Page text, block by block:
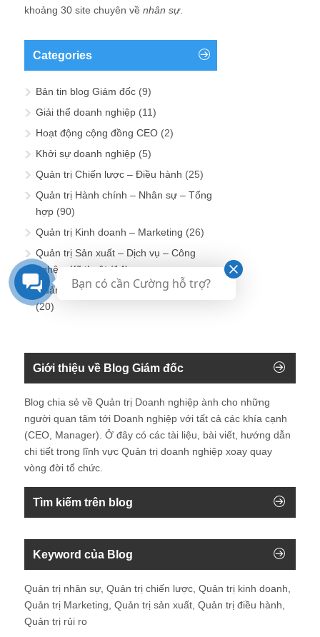
khoảng 30 site chuyên về nhân sự.
Categories
Bản tin blog Giám đốc (9)
Giải thể doanh nghiệp (11)
Hoạt động cộng đồng CEO (2)
Khởi sự doanh nghiệp (5)
Quản trị Chiến lược – Điều hành (25)
Quản trị Hành chính – Nhân sự – Tổng
hợp (90)
Quản trị Kinh doanh – Marketing (26)
Quản trị Sản xuất – Dịch vụ – Công
nghệ – Kỹ thuật(14)
Quản trị Tài chính – Kế toán – Đầu tư
(20)
Giới thiệu về Blog Giám đốc
Blog chia sẻ về Quản trị Doanh nghiệp ành cho những
người quan tâm tới Doanh nghiệp với tất cả các khía cạnh
(CEO, Manager). Ở đây có các tài liệu, bài viết, hướng dẫn
chi tiết trong lĩnh vực Quản trị doanh nghiệp xoay quay
vòng đời tổ chức.
Tìm kiếm trên blog
Keyword của Blog
Quản trị nhân sự, Quản trị chiến lược, Quản trị kinh doanh,
Quản trị Marketing, Quản trị sản xuất, Quản trị điều hành,
Quản trị rủi ro
Bạn có cần Cường hỗ trợ?